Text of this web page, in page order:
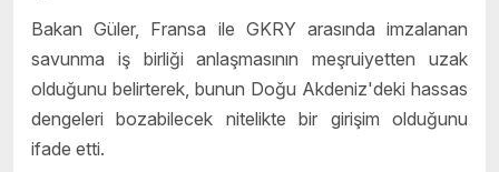
Bakan Güler, Fransa ile GKRY arasında imzalanan
savunma iş birliği anlaşmasının meşruiyetten uzak
olduğunu belirterek, bunun Doğu Akdeniz'deki hassas
dengeleri bozabilecek nitelikte bir girişim olduğunu
ifade etti.